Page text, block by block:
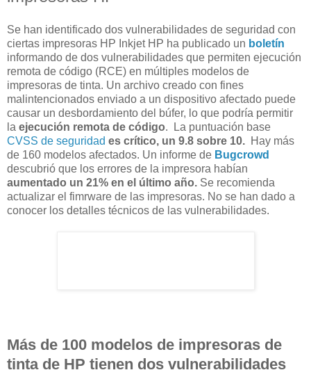
Se han identificado dos vulnerabilidades de seguridad con
ciertas impresoras HP Inkjet HP ha publicado un boletín
informando de dos vulnerabilidades que permiten ejecución
remota de código (RCE) en múltiples modelos de
impresoras de tinta. Un archivo creado con fines
malintencionados enviado a un dispositivo afectado puede
causar un desbordamiento del búfer, lo que podría permitir
la ejecución remota de código. La puntuación base
CVSS de seguridad es crítico, un 9.8 sobre 10. Hay más
de 160 modelos afectados. Un informe de Bugcrowd
descubrió que los errores de la impresora habían
aumentado un 21% en el último año. Se recomienda
actualizar el fimrware de las impresoras. No se han dado a
conocer los detalles técnicos de las vulnerabilidades.
Más de 100 modelos de impresoras de
tinta de HP tienen dos vulnerabilidades